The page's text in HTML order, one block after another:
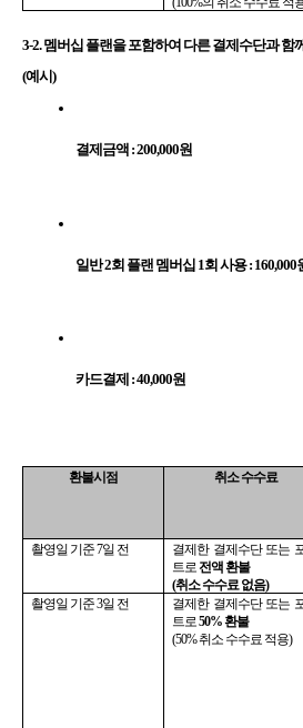
3-2. 멤버십 플랜을 포함하여 다른 결제수단과 함
(예시)
결제금액 : 200,000원
일반 2회 플랜 멤버십 1회 사용 : 160,000
카드결제 : 40,000원
환불시점 취소 수수료
촬영일 기준 7일 전
결제한 결제수단 또는
트로 전액 환불
(취소 수수료 없음)
촬영일 기준 3일 전
결제한 결제수단 또는
트로 50% 환불
(50% 취소 수수료 적용)